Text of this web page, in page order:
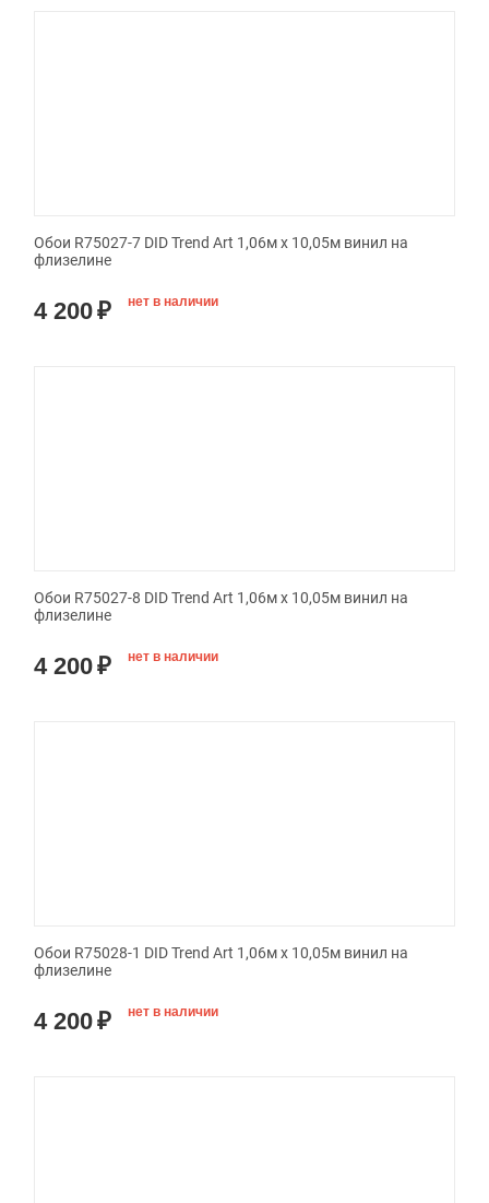
Обои R75027-7 DID Trend Art 1,06м х 10,05м винил на
флизелине
4 200₽ нет в наличии
Обои R75027-8 DID Trend Art 1,06м х 10,05м винил на
флизелине
4 200₽ нет в наличии
Обои R75028-1 DID Trend Art 1,06м х 10,05м винил на
флизелине
4 200₽ нет в наличии